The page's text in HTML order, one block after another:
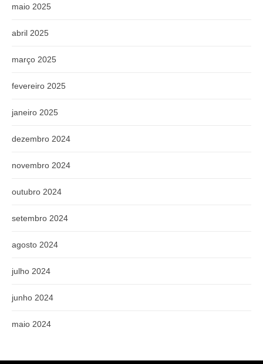
maio 2025
abril 2025
março 2025
fevereiro 2025
janeiro 2025
dezembro 2024
novembro 2024
outubro 2024
setembro 2024
agosto 2024
julho 2024
junho 2024
maio 2024